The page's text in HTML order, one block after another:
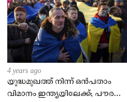
4 years ago
യുദ്ധമുഖത്ത് നിന്ന് ഒൻപതാം
വിമാനം ഇന്ത്യയിലേക്ക്; പൗരന്മാർ